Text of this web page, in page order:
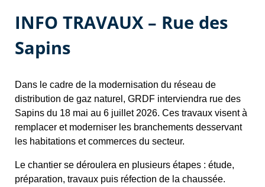
INFO TRAVAUX – Rue des
Sapins
Dans le cadre de la modernisation du réseau de
distribution de gaz naturel, GRDF interviendra rue des
Sapins du 18 mai au 6 juillet 2026. Ces travaux visent à
remplacer et moderniser les branchements desservant
les habitations et commerces du secteur.
Le chantier se déroulera en plusieurs étapes : étude,
préparation, travaux puis réfection de la chaussée.